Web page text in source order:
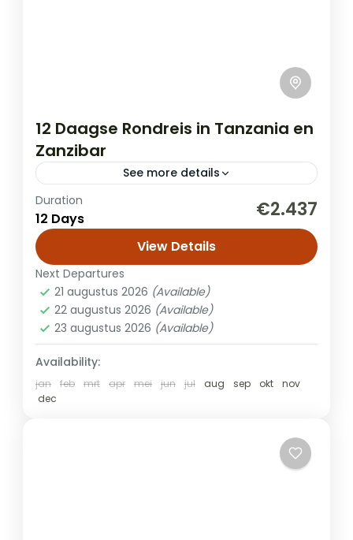
12 Daagse Rondreis in Tanzania en
Zanzibar
See more details
Combineer de hoogtepunten van een
onvergetelijke safari in Noord-Tanzania
met een paar dagen heerlijk ontspannen
op Zanzibar. Geniet van een privé-avontuur
in de mooiste nationale...
Safari + Zanzibar
Duration
12 Days €2.437
View Details
Next Departures
21 augustus 2026 (Available)
22 augustus 2026 (Available)
23 augustus 2026 (Available)
Availability:
jan feb mrt apr mei jun jul aug sep okt
nov
dec